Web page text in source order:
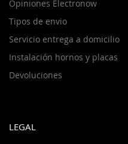
Opiniones Electronow
Tipos de envio
Servicio entrega a domicilio
Instalación hornos y placas
Devoluciones
LEGAL